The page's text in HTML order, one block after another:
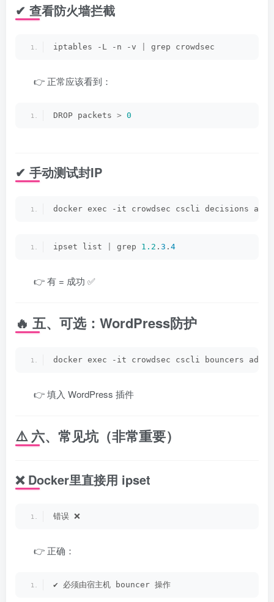
✔ 查看防火墙拦截
iptables -L -n -v grep crowdsec
👉 正常应该看到：
DROP packets > 0
✔ 手动测试封IP
docker exec -it crowdsec cscli decisions
ipset list grep 1.2 . 3 . 4
👉 有 = 成功 ✅
🔥 五、可选：WordPress防护
docker exec -it crowdsec cscli bouncers add
👉 填入 WordPress 插件
⚠️ 六、常见坑（非常重要）
❌ Docker里直接用 ipset
错误 ❌
👉 正确：
✔ 必须由宿主机 bouncer 操作